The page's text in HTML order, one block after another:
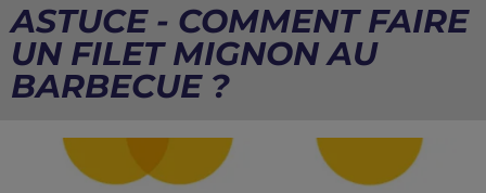
ASTUCE - COMMENT FAIRE
UN FILET MIGNON AU
BARBECUE ?